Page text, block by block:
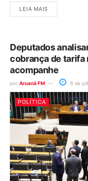
LEIA MAIS
Deputados
cobrança de tarifa
acompanhe
por Aruanã FM 8 de
POLÍTICA